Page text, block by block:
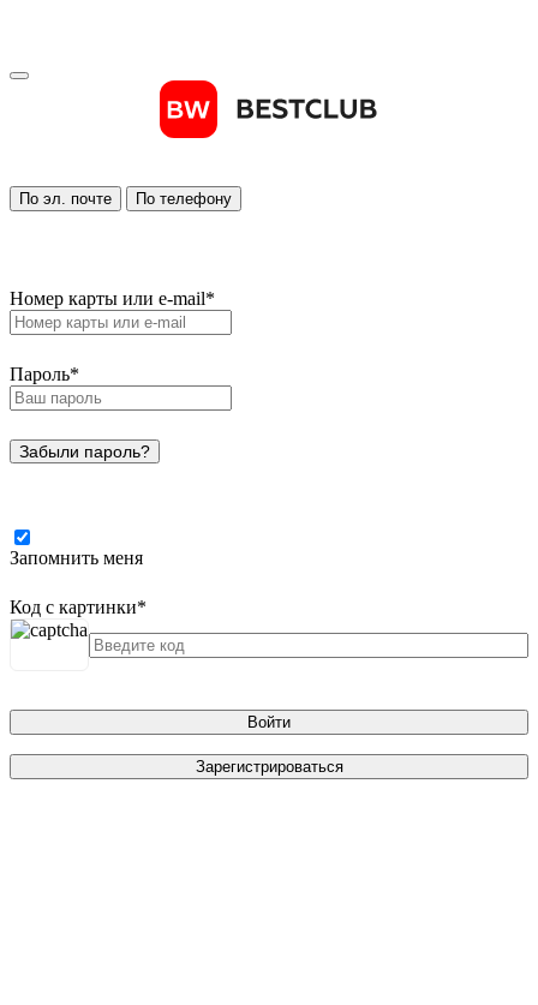
По эл. почте По телефону
Номер карты или e-mail*
Пароль*
Забыли пароль?
Запомнить меня
Код с картинки*
Войти
Зарегистрироваться